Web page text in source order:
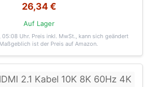
26,34 €
Auf Lager
05:08 Uhr. Preis inkl. MwSt., kann sich geändert
ist der Preis auf Amazon.